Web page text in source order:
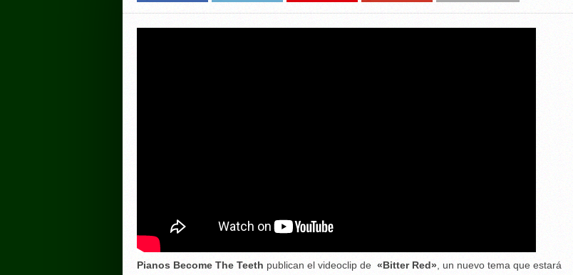
Pianos Become The Teeth publican el videoclip de «Bitter Red» , un nuevo tema que estará